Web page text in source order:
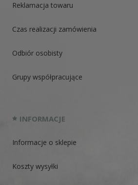
Reklamacja towaru
Czas realizacji zamówienia
Odbiór osobisty
Grupy współpracujące
INFORMACJE
Informacje o sklepie
Koszty wysyłki